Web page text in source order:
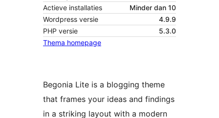
Actieve installaties
Minder dan 10
Wordpress versie
4.9.9
PHP versie
5.3.0
Thema homepage
Begonia Lite is a blogging theme
that frames your ideas and findings
in a striking layout with a modern